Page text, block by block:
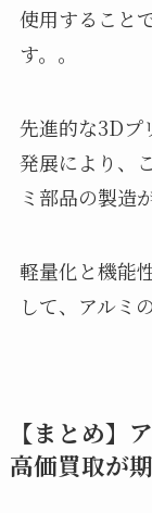
使用すること
す。。
先進的な3Dプ
発展により、
ミ部品の製造
軽量化と機能
して、アルミ
【まとめ】
高価買取が